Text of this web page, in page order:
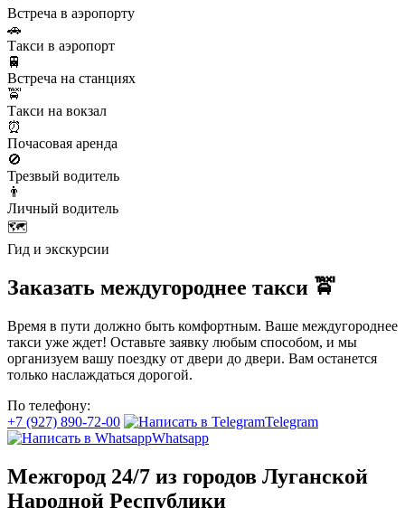
Встреча в аэропорту
🚗
Такси в аэропорт
🚆
Встреча на станциях
🚖
Такси на вокзал
⏰
Почасовая аренда
🚫
Трезвый водитель
👨
Личный водитель
🗺️
Гид и экскурсии
Заказать междугороднее такси 🚖
Время в пути должно быть комфортным. Ваше междугороднее
такси уже ждет! Оставьте заявку любым способом, и мы
организуем вашу поездку от двери до двери. Вам останется
только наслаждаться дорогой.
По телефону:
+7 (927) 890-72-00
Telegram
Whatsapp
Межгород 24/7 из городов Луганской
Народной Республики